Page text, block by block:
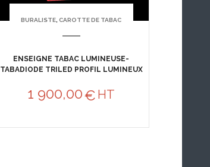
BURALISTE,CAROTTE DE TABAC
ENSEIGNE TABAC LUMINEUSE-
TABADIODE TRILED PROFIL LUMINEUX
1 900,00€ HT